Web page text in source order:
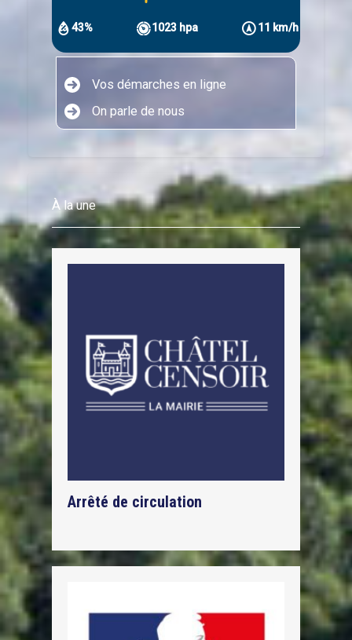
43% 1023 hpa 11 km/h
Vos démarches en ligne
On parle de nous
À la une
Arrêté de circulation